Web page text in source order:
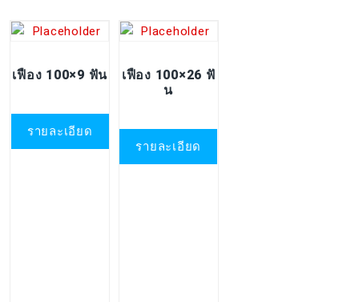
เฟือง 100×9 ฟัน
รายละเอียด
เฟือง 100×26 ฟั
น
รายละเอียด